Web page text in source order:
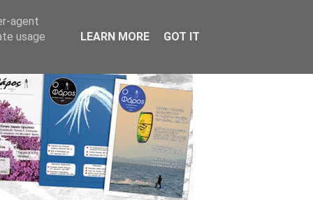
agent
usage
LEARN MORE GOT IT